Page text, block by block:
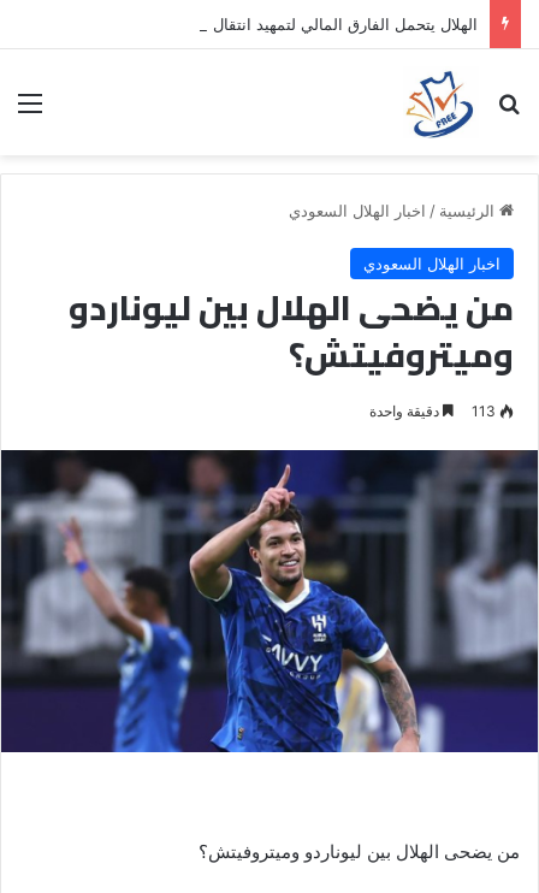
بحث عن
الرئيسية / اخبار الهلال السعودي
اخبار الهلال السعودي
من يضحى الهلال بين ليوناردو
وميتروفيتش؟
113 دقيقة واحدة
من يضحى الهلال بين ليوناردو وميتروفيتش؟